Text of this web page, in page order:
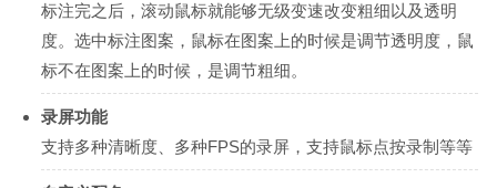
标注完之后，滚动鼠标就能够无级变速改变粗细以及透明
度。选中标注图案，鼠标在图案上的时候是调节透明度，鼠
标不在图案上的时候，是调节粗细。
录屏功能
支持多种清晰度、多种FPS的录屏，支持鼠标点按录制等等